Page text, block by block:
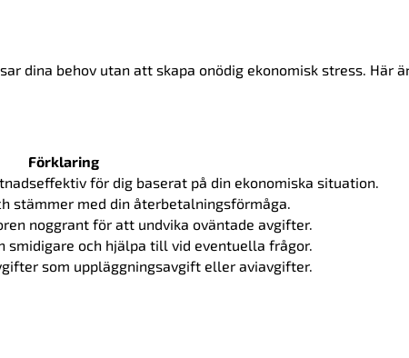
dina behov utan att skapa onödig ekonomisk stress. Här
Förklaring
för dig baserat på din ekonomiska situation.
stämmer med din återbetalningsförmåga.
noggrant för att undvika oväntade avgifter.
smidigare och hjälpa till vid eventuella frågor.
som uppläggningsavgift eller aviavgifter.